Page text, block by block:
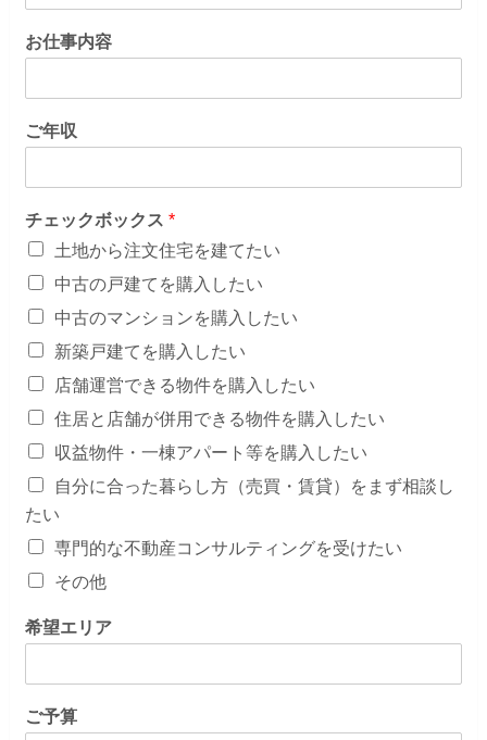
お仕事内容
ご年収
チェックボックス*
土地から注文住宅を建てたい
中古の戸建てを購入したい
中古のマンションを購入したい
新築戸建てを購入したい
店舗運営できる物件を購入したい
住居と店舗が併用できる物件を購入したい
収益物件・一棟アパート等を購入したい
自分に合った暮らし方（売買・賃貸）をまず相談し
たい
専門的な不動産コンサルティングを受けたい
その他
希望エリア
ご予算